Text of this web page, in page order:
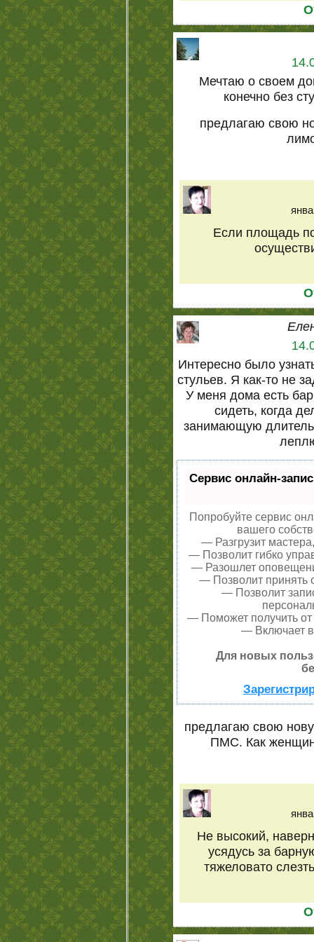
Мечтаю о своем
конечно без
предлагаю свою
Если площадь
Интересно было
стульев. Я как-то не
У меня дома есть
сидеть, когда
занимающую
Сервис онлайн-
Попробуйте сервис
вашего
— Разгрузит
— Позволит гибко
— Разошлет
— Позволит принять
— Позволит
— Поможет получить от
— Включает
Для новых
предлагаю свою
ПМС. Как
Не высокий,
усядусь за
тяжеловато